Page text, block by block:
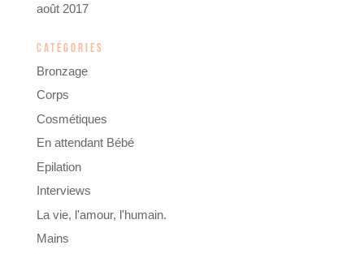
août 2017
CATÉGORIES
Bronzage
Corps
Cosmétiques
En attendant Bébé
Epilation
Interviews
La vie, l'amour, l'humain.
Mains